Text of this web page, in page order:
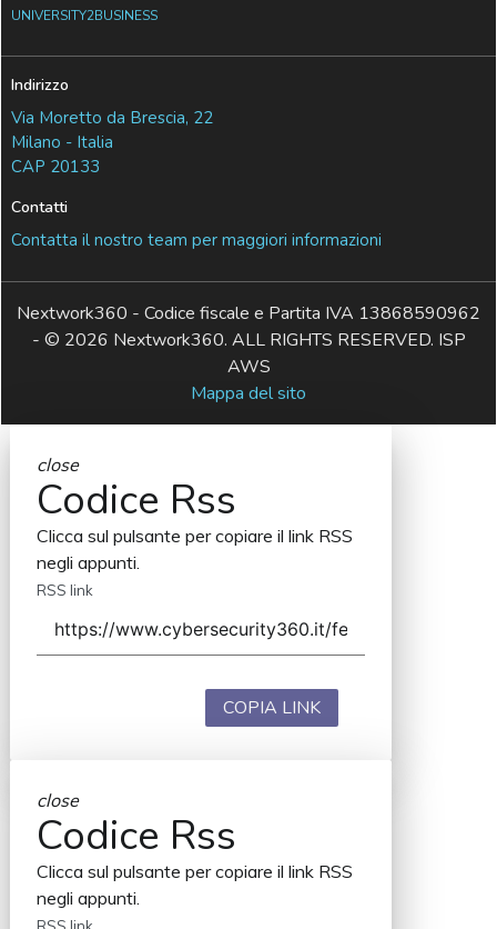
UNIVERSITY2BUSINESS
Indirizzo
Via Moretto da Brescia, 22
Milano - Italia
CAP 20133
Contatti
Contatta il nostro team per maggiori informazioni
Nextwork360 - Codice fiscale e Partita IVA 13868590962
- © 2026 Nextwork360. ALL RIGHTS RESERVED. ISP
AWS
Mappa del sito
close
Codice Rss
Clicca sul pulsante per copiare il link RSS
negli appunti.
RSS link
COPIA LINK
close
Codice Rss
Clicca sul pulsante per copiare il link RSS
negli appunti.